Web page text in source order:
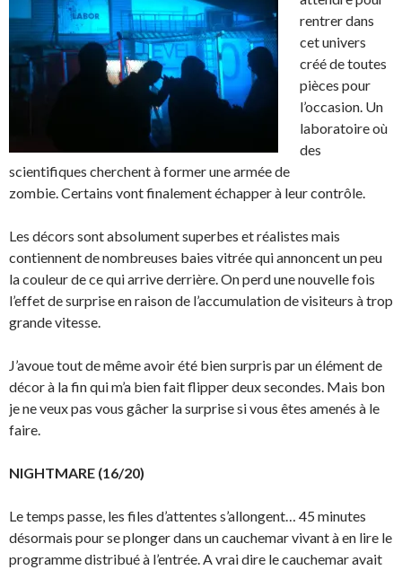
rentrer dans
cet univers
créé de toutes
pièces pour
l’occasion. Un
laboratoire où
des
scientifiques cherchent à former une armée de
zombie. Certains vont finalement échapper à leur contrôle.
Les décors sont absolument superbes et réalistes mais
contiennent de nombreuses baies vitrée qui annoncent un peu
la couleur de ce qui arrive derrière. On perd une nouvelle fois
l’effet de surprise en raison de l’accumulation de visiteurs à trop
grande vitesse.
J’avoue tout de même avoir été bien surpris par un élément de
décor à la fin qui m’a bien fait flipper deux secondes. Mais bon
je ne veux pas vous gâcher la surprise si vous êtes amenés à le
faire.
NIGHTMARE (16/20)
Le temps passe, les files d’attentes s’allongent… 45 minutes
désormais pour se plonger dans un cauchemar vivant à en lire le
programme distribué à l’entrée. A vrai dire le cauchemar avait